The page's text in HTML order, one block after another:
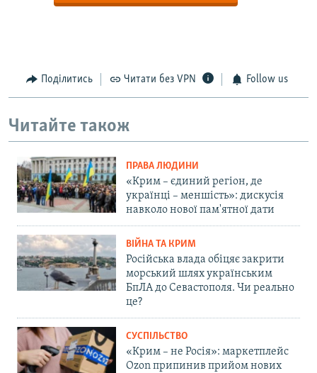
Поділитись Читати без VPN Follow us
Читайте також
ПРАВА ЛЮДИНИ
«Крим – єдиний регіон, де
українці – меншість»: дискусія
навколо нової пам'ятної дати
ВІЙНА ТА КРИМ
Російська влада обіцяє закрити
морський шлях українським
БпЛА до Севастополя. Чи реально
це?
СУСПІЛЬСТВО
«Крим – не Росія»: маркетплейс
Ozon припинив прийом нових